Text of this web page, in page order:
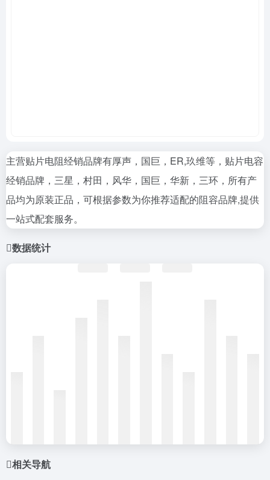
主营贴片电阻经销品牌有厚声，国巨，ER,玖维等，贴片电容
经销品牌，三星，村田，风华，国巨，华新，三环，所有产
品均为原装正品，可根据参数为你推荐适配的阻容品牌,提供
一站式配套服务。
数据统计
相关导航